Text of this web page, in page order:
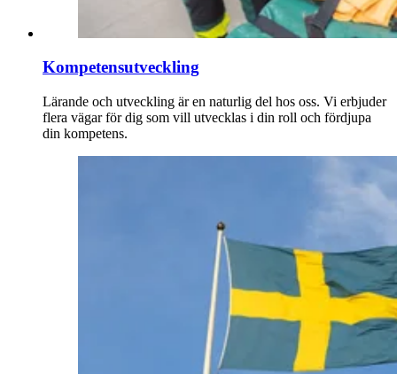
Kompetensutveckling
Lärande och utveckling är en naturlig del hos oss. Vi erbjuder
flera vägar för dig som vill utvecklas i din roll och fördjupa
din kompetens.